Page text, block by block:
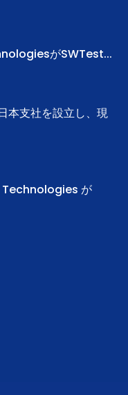
がSWTest...
支社を設立し、現
Technologies が